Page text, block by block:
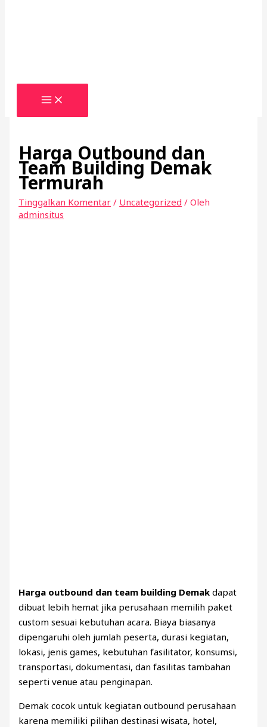
Harga Outbound dan
Team Building Demak
Termurah
Tinggalkan Komentar / Uncategorized / Oleh
adminsitus
Harga outbound dan team building Demak dapat
dibuat lebih hemat jika perusahaan memilih paket
custom sesuai kebutuhan acara. Biaya biasanya
dipengaruhi oleh jumlah peserta, durasi kegiatan,
lokasi, jenis games, kebutuhan fasilitator, konsumsi,
transportasi, dokumentasi, dan fasilitas tambahan
seperti venue atau penginapan.
Demak cocok untuk kegiatan outbound perusahaan
karena memiliki pilihan destinasi wisata, hotel,